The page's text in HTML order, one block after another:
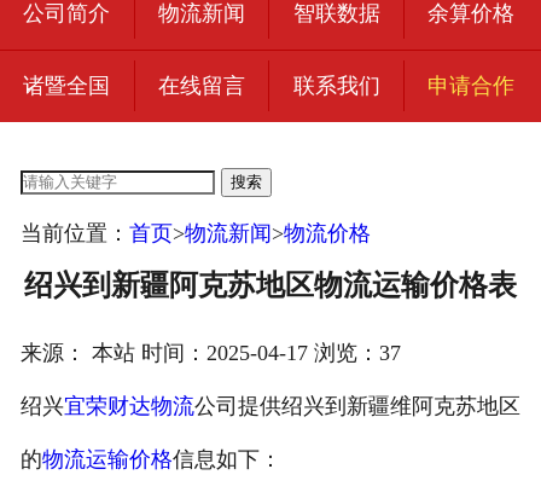
合作加盟
宜荣智联
联系我们
登录
公司简介 物流新闻 智联数据 余算价格
诸暨全国 在线留言 联系我们 申请合作
搜索
当前位置： 首页>物流新闻 >物流价格
绍兴到新疆阿克苏地区物流运输价格表
来源： 本站 时间：2025-04-17 浏览：37
绍兴宜荣财达物流公司提供绍兴到新疆维阿克苏地区
的物流运输价格信息如下：